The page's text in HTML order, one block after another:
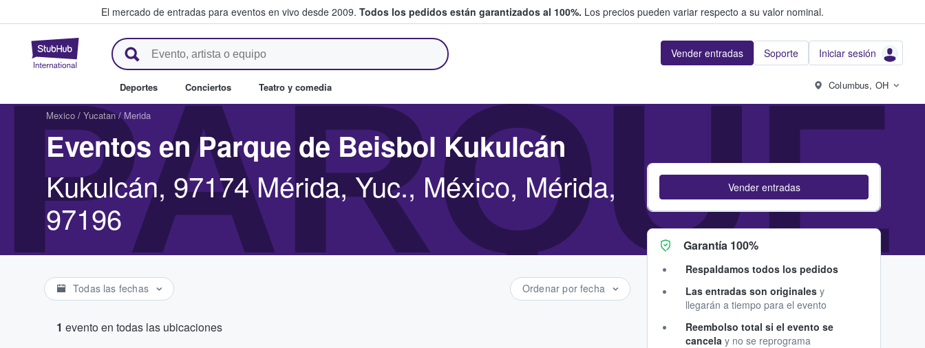
El mercado de entradas para eventos en vivo desde 2009. Todos los pedidos están garantizados al 100%. Los precios pueden variar respecto a su valor nominal.
StubHub: compra y venta de entradas entre fans Vender entradas Soporte Iniciar sesión
Deportes Conciertos Teatro y comedia Columbus, OH
Mexico / Yucatan / Merida
Eventos en Parque de Beisbol Kukulcán
Kukulcán, 97174 Mérida, Yuc., México, Mérida,
97196
Todas las fechas Ordenar por fecha
1 evento en todas las ubicaciones
Vender entradas
Garantía 100%
Respaldamos todos los pedidos
Las entradas son originales y
llegarán a tiempo para el evento
Reembolso total si el evento se
cancela y no se reprograma